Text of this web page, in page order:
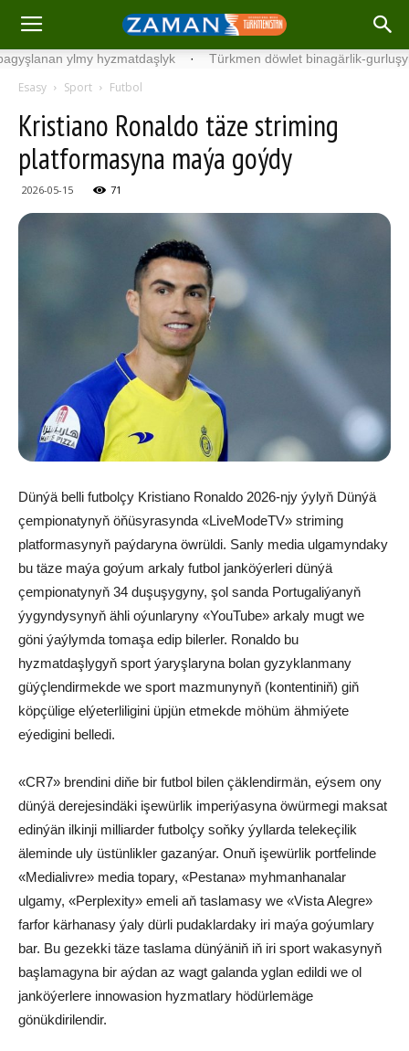
ylmy hyzmatdaşlyk · Türkmen döwlet binagärlik-gurluşyk
Esasy Sport Futbol
Kristiano Ronaldo täze striming
platformasyna maýa goýdy
2026-05-15 71
Dünýä belli futbolçy Kristiano Ronaldo 2026-njy ýylyň Dünýä
çempionatynyň öňüsyrasynda «LiveModeTV» striming
platformasynyň paýdaryna öwrüldi. Sanly media ulgamyndaky
bu täze maýa goýum arkaly futbol janköýerleri dünýä
çempionatynyň 34 duşuşygyny, şol sanda Portugaliýanyň
ýygyndysynyň ähli oýunlaryny «YouTube» arkaly mugt we
göni ýaýlymda tomaşa edip bilerler. Ronaldo bu
hyzmatdaşlygyň sport ýaryşlaryna bolan gyzyklanmany
güýçlendirmekde we sport mazmunynyň (kontentiniň) giň
köpçülige elýeterliligini üpjün etmekde möhüm ähmiýete
eýedigini belledi.
«CR7» brendini diňe bir futbol bilen çäklendirmän, eýsem ony
dünýä derejesindäki işewürlik imperiýasyna öwürmegi maksat
edinýän ilkinji milliarder futbolçy soňky ýyllarda telekeçilik
äleminde uly üstünlikler gazanýar. Onuň işewürlik portfelinde
«Medialivre» media topary, «Pestana» myhmanhanalar
ulgamy, «Perplexity» emeli aň taslamasy we «Vista Alegre»
farfor kärhanasy ýaly dürli pudaklardaky iri maýa goýumlary
bar. Bu gezekki täze taslama dünýäniň iň iri sport wakasynyň
başlamagyna bir aýdan az wagt galanda yglan edildi we ol
janköýerlere innowasion hyzmatlary hödürlemäge
gönükdirilendir.